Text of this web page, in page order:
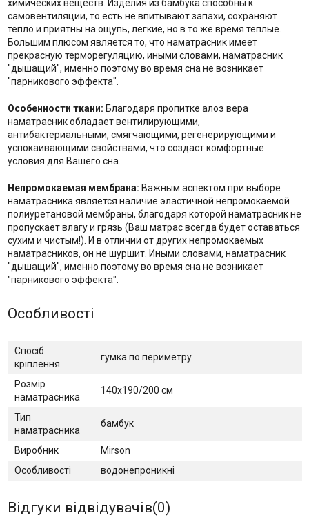
химических веществ. Изделия из бамбука способны к
самовентиляции, то есть не впитывают запахи, сохраняют
тепло и приятны на ощупь, легкие, но в то же время теплые.
Большим плюсом является то, что наматрасник имеет
прекрасную терморегуляцию, иными словами, наматрасник
"дышащий", именно поэтому во время сна не возникает
"парникового эффекта".
Особенности ткани: Благодаря пропитке алоэ вера
наматрасник обладает вентилирующими,
антибактериальными, смягчающими, регенерирующими и
успокаивающими свойствами, что создаст комфортные
условия для Вашего сна.
Непромокаемая мембрана: Важным аспектом при выборе
наматрасника является наличие эластичной непромокаемой
полиуретановой мембраны, благодаря которой наматрасник не
пропускает влагу и грязь (Ваш матрас всегда будет оставаться
сухим и чистым!). И в отличии от других непромокаемых
наматрасников, он не шуршит. Иными словами, наматрасник
"дышащий", именно поэтому во время сна не возникает
"парникового эффекта".
Особливості
Спосіб
кріплення
гумка по периметру
Розмір
наматрасника
140х190/200 см
Тип
наматрасника
бамбук
Виробник
Mirson
Особливості
водонепроникні
Відгуки відвідувачів(0)